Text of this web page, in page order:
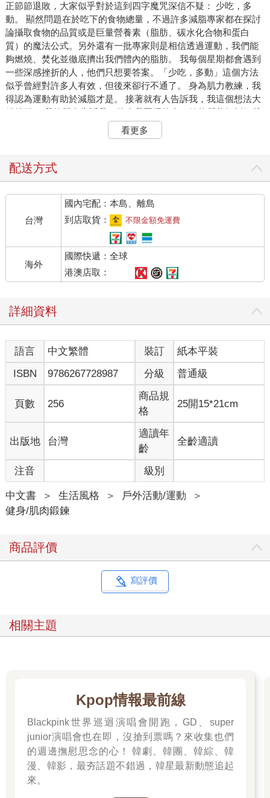
正節節退敗，大家似乎對於這到四字魔咒深信不疑： 少吃，多
動。 顯然問題在於吃下的食物總量，不過許多減脂專家都在探討
論攝取食物的品質或是巨量營養素（脂肪、碳水化合物和蛋白
質）的魔法公式。另外還有一批專家則是相信透過運動，我們能
夠燃燒、焚化並徹底擠出我們體內的脂肪。 我每個星期都會遇到
一些深感挫折的人，他們只想要答案。「少吃，多動」這個方法
似乎曾經對許多人有效，但後來卻行不通了。 身為肌力教練，我
得認為運動有助於減脂才是。 接著就有人告訴我，我這個想法大
錯特錯。 我的朋友告訴我一件令我困擾的事：她的營養師斬釘截
鐵地說，運動對減肥幾乎沒有影響。我試圖反駁這個說法，才意
識到： 長期以來，是我想錯了。 這是真的：減脂是在廚房進行
一位私人教練，並且說服所有的客戶每餐都攝取蛋白質和蔬菜，
大人物。你的客戶將會在體態改造上取得無與倫比的成果。 而我
們堅持做的運動可能沒什麼價值。《英國運動醫學期刊》（The
British Journal of Sports Medicine）明確指出： 「……大眾被一
個無益的訊息給淹沒了重點，對於透過計算熱量來維持『健康體
重』，許多人仍然誤以為肥胖完全是由於缺乏運動所致。這種錯
誤的觀念源於食品產業的廣大公關宣傳機器，它運用了令人不寒
而慄的策略，此策略與大型菸草業者相似。自從第一次有人公布
吸菸與肺癌之間的相關性以來，菸草業成功拖延了政府干預長達
認、製造疑慮和混淆大眾的手段來實現。 「2013年可口可樂公司
在廣告宣傳上耗費了33億美元，推廣的訊息是「所有的熱量都重
要」，並將他們的產品與運動相連結，暗示你只要有運動，就可
以安心享用他們的飲料。然而科學告訴我們這是個誤導且錯誤的
觀念。關鍵之處在於熱量的來源。糖分的熱量會促進脂肪儲存和
增加飢餓感。」（引自https://bjsm.bmj.com/content/49/15/967）
即使把證據砸在我臉上，我仍然認為運動有其作用。但我和其他
人有同樣的盲點：我知道運動對你有「好處」，所以它一定有助
於減脂。 但也許並非如此。 當然，我們過去過於誇大地聲稱運動
能直接將身上的脂肪「燒掉」。感受那股燃燒感吧，兄弟！而如
今，隨著各種低溫療法和冷凍治療的出現，我們使用極端的寒冷
來融化身體的脂肪，因此我們似乎同時朝著兩個方向前進。 在工
作坊中，我特別花時間帶領大家了解一套訓練規劃系統，協助人
們作出更好的選擇，並將寶貴的自律精力省下來，好讓我們能專
注於更好的食物選擇上。 然後，大約在這次談話進行到一半的時
候…… 有人舉手了。我知道接下來的問題會是什麼，永遠都是同
的，我花了一輩子試著讓自己變得更大隻、更快、更強壯、更加
大。 情感上，沒有變得更大隻，對我而言是件難受的事。我有
「肌肉上癮症」（bigorexia）。從小我就想變大隻。湯姆．漢克
斯大可拍一部關於我的電影......不過片名得叫做《大到未來》
來》〔Big〕） 我收到很多關於使用「簡單肌力」模式減脂的電子
郵件和播客留言提問。我欣喜地向各位報告，大家現在問的是減
回顧一下我學到的東西，我就是這樣整理出這些基本架構的。 我
開始思考魯斯提．摩爾（Rusty Moore）經常談論的一些事情。他
理想中的減脂增肌鍛鍊，基本上就是簡單肌力。他認為簡單肌力
的風格能帶來一種在較低體脂數字下看起來好看的肌肉線條。他
將簡單肌力的概念應用到「看起來好看」的目標上！ 藉由使用
「放射張力」（irradiation）的概念，這大致上是根據查爾斯．史
考特．薛靈頓爵士（Sir Charles Scott Sherrington）的定律，這個
看更多
配送方式
台灣
國內宅配：本島、離島
到店取貨：
不限金額免運費
海外
國際快遞：全球
港澳店取：
詳細資料
語言 中文繁體 裝訂
紙本平裝
ISBN
9786267728987 分級 普通級
頁數 256
商品規
格
25開15*21cm
出版地 台灣
適讀年
齡
全齡適讀
注音 級別
中文書 ＞ 生活風格 ＞ 戶外活動/運動
＞
健身/肌肉鍛鍊
商品評價
寫評價
相關主題
Kpop情報最前線
Blackpink世界巡迴演唱會開跑，GD、super
junior演唱會也在即，沒搶到票嗎？來收集也們
的週邊撫慰思念的心！ 韓劇、韓團、韓綜、韓
漫、韓影，最夯話題不錯過，韓星最新動態追起
來。